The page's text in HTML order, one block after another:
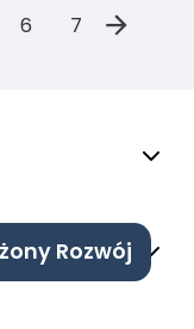
6 7
Rozwój